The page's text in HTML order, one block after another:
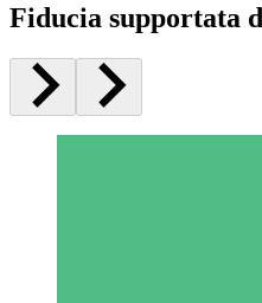
Fiducia supportata